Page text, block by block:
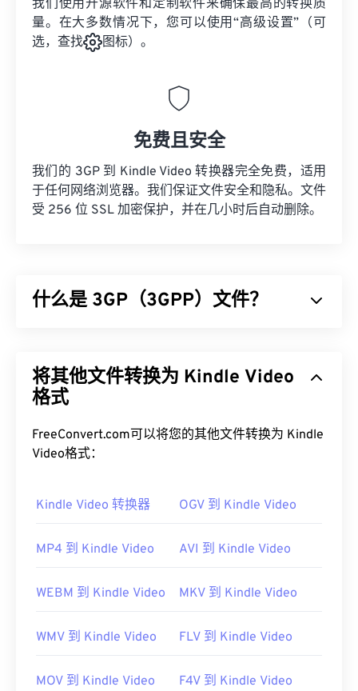
我们使用开源软件和定制软件来确保最高的转换质
量。在大多数情况下，您可以使用“高级设置”（可
选，查找
图标）。
免费且安全
我们的 3GP 到 Kindle Video 转换器完全免费，适用
于任何网络浏览器。我们保证文件安全和隐私。文件
受 256 位 SSL 加密保护，并在几小时后自动删除。
什么是 3GP（3GPP）文件？
网络是全球移动通信系统 ( GSM) 的标准。由于
UMTS 是一项移动技术，因此 3GP 格式允许 UMTS
播放媒体。
打开 3GP 的最佳应用程序是 AppleQuickTime。虽
数操作系统上都可以轻松打开，包括 Linux、Mac 和
3GP 是一种灵活的文件格式，支持通过 3GPP定时文
菜单，但与提供此类支持的免费第三方工具兼容。例
将其他文件转换为 Kindle Video
格式
FreeConvert.com可以将您的其他文件转换为 Kindle
Video格式：
Kindle Video 转换器 OGV 到 Kindle Video
MP4 到 Kindle Video AVI 到 Kindle Video
WEBM 到 Kindle Video MKV 到 Kindle Video
WMV 到 Kindle Video FLV 到 Kindle Video
MOV 到 Kindle Video F4V 到 Kindle Video